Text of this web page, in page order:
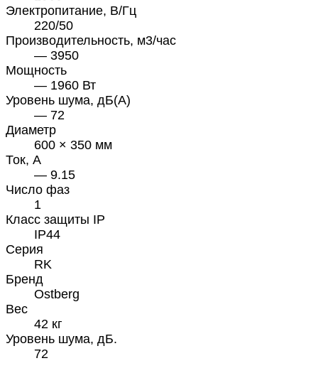
Электропитание, В/Гц
220/50
Производительность, м3/час
— 3950
Мощность
— 1960 Вт
Уровень шума, дБ(А)
— 72
Диаметр
600 × 350 мм
Ток, А
— 9.15
Число фаз
1
Класс защиты IP
IP44
Серия
RK
Бренд
Ostberg
Вес
42 кг
Уровень шума, дБ.
72